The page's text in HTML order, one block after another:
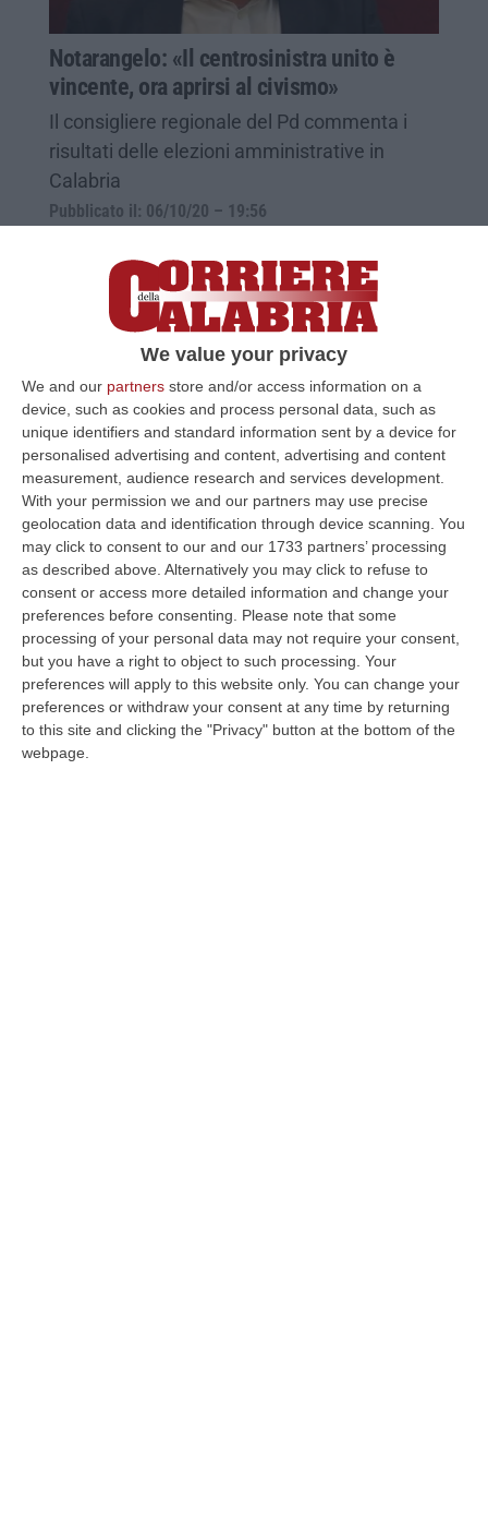
We value your privacy
We and our partners store and/or access information on a
device, such as cookies and process personal data, such as
unique identifiers and standard information sent by a device for
personalised advertising and content, advertising and content
measurement, audience research and services development.
With your permission we and our partners may use precise
geolocation data and identification through device scanning. You
may click to consent to our and our 1733 partners’ processing
as described above. Alternatively you may click to refuse to
consent or access more detailed information and change your
preferences before consenting.
Please note that some
processing of your personal data may not require your consent,
but you have a right to object to such processing. Your
preferences will apply to this website only. You can change your
preferences or withdraw your consent at any time by returning
to this site and clicking the "Privacy" button at the bottom of the
webpage.
Notarangelo: «Il centrosinistra unito è
vincente, ora aprirsi al civismo»
Il consigliere regionale del Pd commenta i
risultati delle elezioni amministrative in
Calabria
Pubblicato il: 06/10/20 – 19:56
Notarangelo: «Fondi per i borghi fermi, la
Regione faccia chiarezza»
Il consigliere regionale del Pd sollecita la
Giunta: «Il bando da grande speranza rischia
di trasformarsi in grande illusione»
Pubblicato il: 09/09/20 – 7:36